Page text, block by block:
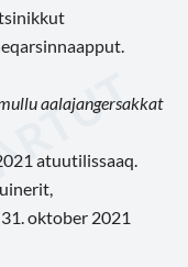
aalajangersakkat
atuutilissaaq.
oktober 2021